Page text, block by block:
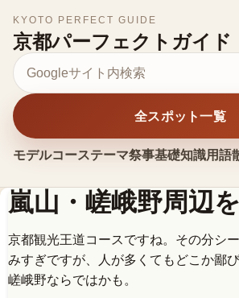
KYOTO PERFECT GUIDE
京都パーフェクトガイド
モデルコーステーマ祭事基礎知識用語
サイト内検索
全スポット一覧
嵐山・嵯峨野周辺
京都観光王道コースですね。その分シ
みすぎですが、人が多くてもどこか鄙
嵯峨野ならではかも。